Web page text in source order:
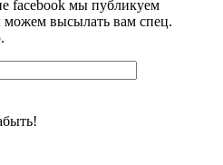
facebook мы публикуем
высылать вам спец.